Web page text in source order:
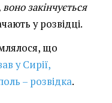
закінчується
у розвідці.
що
у Сирії,
– розвідка.